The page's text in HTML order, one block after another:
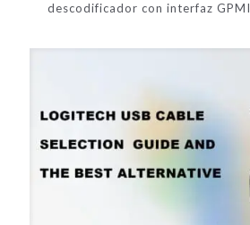
descodificador con interfaz GPMI